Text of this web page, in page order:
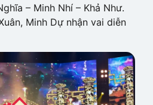
– Minh Nhí – Khả Như.
Minh Dự nhận vai diễn